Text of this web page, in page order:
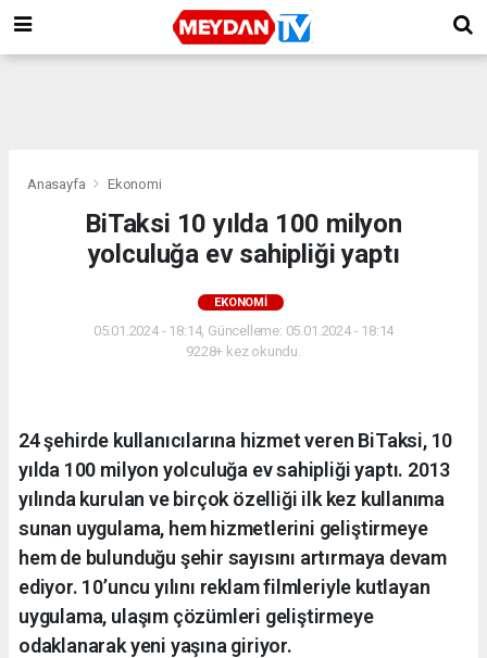
Anasayfa Ekonomi
BiTaksi 10 yılda 100 milyon
yolculuğa ev sahipliği yaptı
EKONOMI
05.01.2024 - 18:14, Güncelleme: 05.01.2024 - 18:14
9228+ kez okundu.
24 şehirde kullanıcılarına hizmet veren BiTaksi, 10
yılda 100 milyon yolculuğa ev sahipliği yaptı. 2013
yılında kurulan ve birçok özelliği ilk kez kullanıma
sunan uygulama, hem hizmetlerini geliştirmeye
hem de bulunduğu şehir sayısını artırmaya devam
ediyor. 10’uncu yılını reklam filmleriyle kutlayan
uygulama, ulaşım çözümleri geliştirmeye
odaklanarak yeni yaşına giriyor.